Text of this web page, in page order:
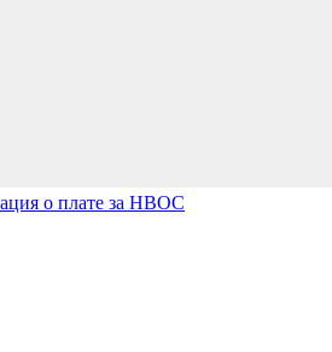
о плате за НВОС